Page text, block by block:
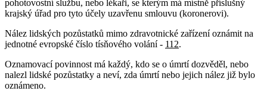
pohotovostní službu, nebo lékaři, se kterým má místně příslušný
krajský úřad pro tyto účely uzavřenu smlouvu (koronerovi).
Nález lidských pozůstatků mimo zdravotnické zařízení oznámit na
jednotné evropské číslo tísňového volání - 112.
Oznamovací povinnost má každý, kdo se o úmrtí dozvěděl, nebo
nalezl lidské pozůstatky a neví, zda úmrtí nebo jejich nález již bylo
oznámeno.